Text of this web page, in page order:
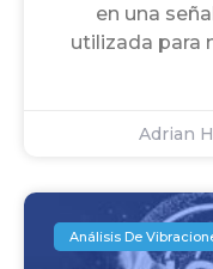
en una
utilizada para
Adrian
Análisis De